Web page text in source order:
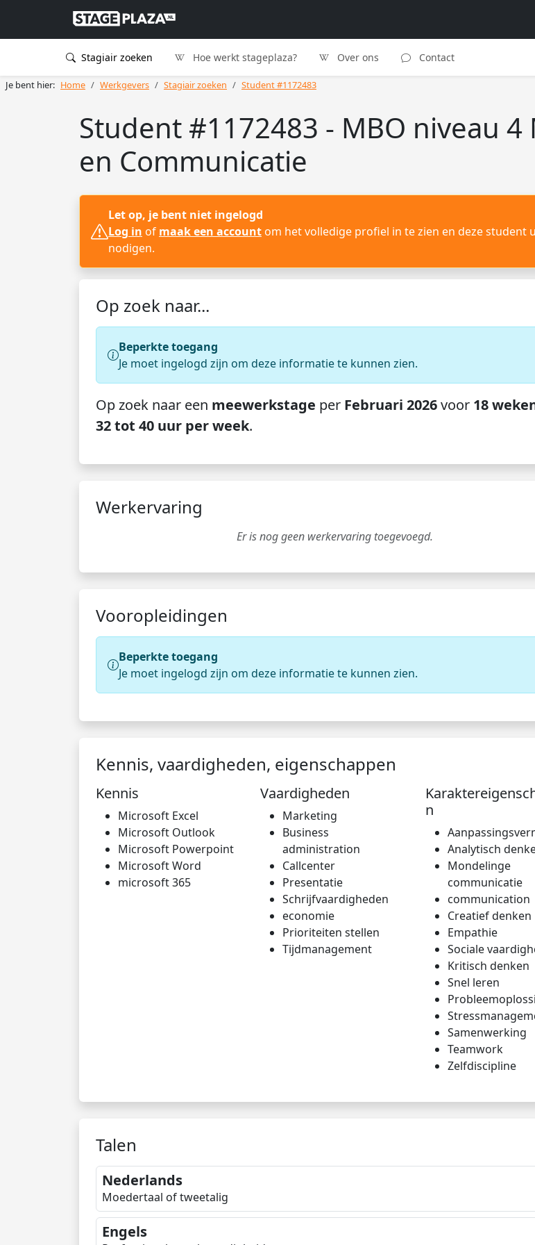
Stagiair zoeken Hoe werkt stageplaza? Over ons Contact
Je bent hier: Home Werkgevers Stagiair zoeken Student #1172483
Student #1172483 - MBO niveau
en Communicatie
Let op, je bent niet ingelogd
Log in of maak een account om het volledige profiel in te zien en deze student
nodigen.
Op zoek naar...
Beperkte toegang
Je moet ingelogd zijn om deze informatie te kunnen zien.
Op zoek naar een meewerkstage per Februari 2026voor 18
32 tot 40 uur per week.
Werkervaring
Er is nog geen werkervaring toegevoegd.
Vooropleidingen
Beperkte toegang
Je moet ingelogd zijn om deze informatie te kunnen zien.
Kennis, vaardigheden, eigenschappen
Kennis
Microsoft Excel
Microsoft Outlook
Microsoft Powerpoint
Microsoft Word
microsoft 365
Vaardigheden
Marketing
Business
administration
Callcenter
Presentatie
Schrijfvaardigheden
economie
Prioriteiten stellen
Tijdmanagement
n
Analytisch
Mondelinge
communicatie
communication
Creatief denken
Empathie
Sociale
Kritisch denken
Snel leren
Samenwerking
Teamwork
Zelfdiscipline
Talen
Nederlands
Moedertaal of tweetalig
Engels